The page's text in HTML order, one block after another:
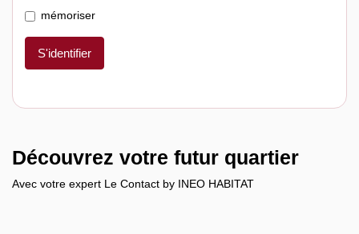
mémoriser
S'identifier
Découvrez votre futur quartier
Avec votre expert Le Contact by INEO HABITAT